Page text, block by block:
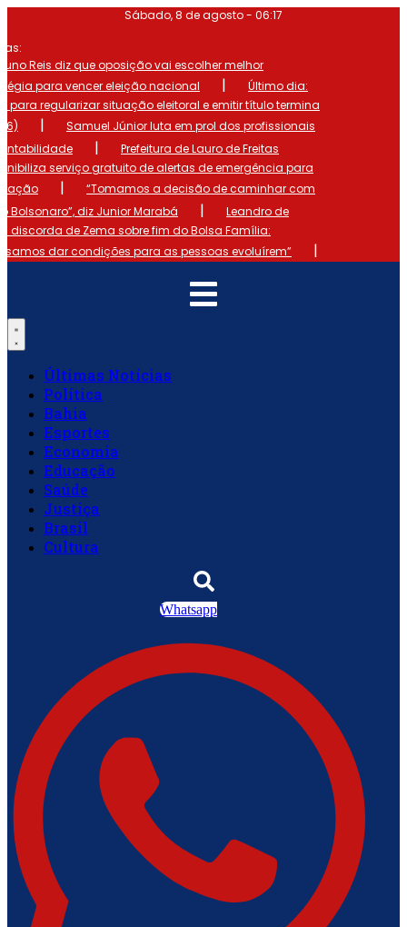
o
conteúdo
Sábado, 8 de agosto - 06:17
Reis diz que oposição vai escolher melhor
para vencer eleição nacional
|
Último dia:
para regularizar situação eleitoral e emitir título termina
|
Samuel Júnior luta em prol dos profissionais
|
Prefeitura de Lauro de Freitas
serviço gratuito de alertas de emergência para
|
“Tomamos a decisão de caminhar com
Bolsonaro”, diz Junior Marabá
|
Leandro de
discorda de Zema sobre fim do Bolsa Família:
dar condições para as pessoas evoluírem”
|
Últimas Notícias
Política
Bahia
Esportes
Economia
Educação
Saúde
Justiça
Brasil
Cultura
Whatsapp